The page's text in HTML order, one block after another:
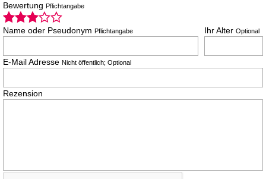
Bewertung Pflichtangabe
Name oder Pseudonym Pflichtangabe Ihr Alter Optional
E-Mail Adresse Nicht öffentlich; Optional
Rezension